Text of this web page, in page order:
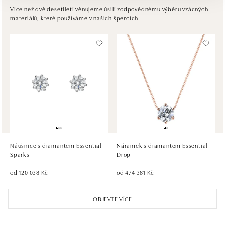
Pribinova 8, 811 09 Bratislava
tel.: +421917090467
HALADA OC Avion, Bratislava
tel.: +421 917 090 372
dnes otevřeno do 21:00
Pribinova 8, 811 09 Bratislava
dnes otevřeno do 21:00
Více než dvě desetiletí věnujeme úsilí zodpovědnému výběru vzácných
materiálů, které používáme v našich špercích.
OBJEVTE VÍCE
Náušnice s diamantem Essential
Sparks
od 120 038 Kč
Náramek s diamantem Essential
Drop
od 474 381 Kč